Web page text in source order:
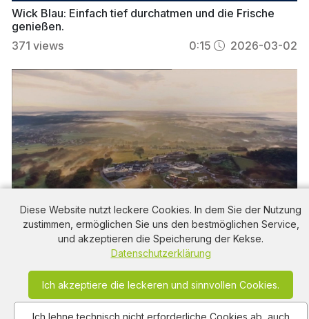
Diese Website nutzt leckere Cookies. In dem Sie der Nutzung
zustimmen, ermöglichen Sie uns den bestmöglichen Service,
und akzeptieren die Speicherung der Kekse.
Datenschutzerklärung
Ich akzeptiere die leckeren und sinnvollen Cookies.
Ich lehne technisch nicht erforderliche Cookies ab, auch
Wick Blau: Einfach tief durchatmen und die Frische
genießen.
371 views 0:15 2026-03-02
Luxusurlaub und pure Erholung: Erleben Sie das
Allegria Resort Stegersbach
301 views 0:10 2026-02-25